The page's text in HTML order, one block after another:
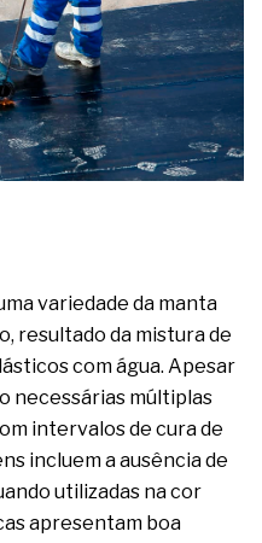
variedade da manta
resultado da mistura de
com água. Apesar
necessárias múltiplas
intervalos de cura de
incluem a ausência de
utilizadas na cor
apresentam boa